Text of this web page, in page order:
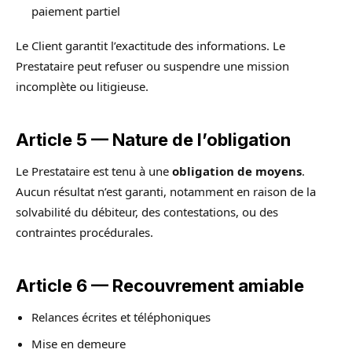
paiement partiel
Le Client garantit l’exactitude des informations. Le
Prestataire peut refuser ou suspendre une mission
incomplète ou litigieuse.
Article 5 — Nature de l’obligation
Le Prestataire est tenu à une obligation de moyens.
Aucun résultat n’est garanti, notamment en raison de la
solvabilité du débiteur, des contestations, ou des
contraintes procédurales.
Article 6 — Recouvrement amiable
Relances écrites et téléphoniques
Mise en demeure